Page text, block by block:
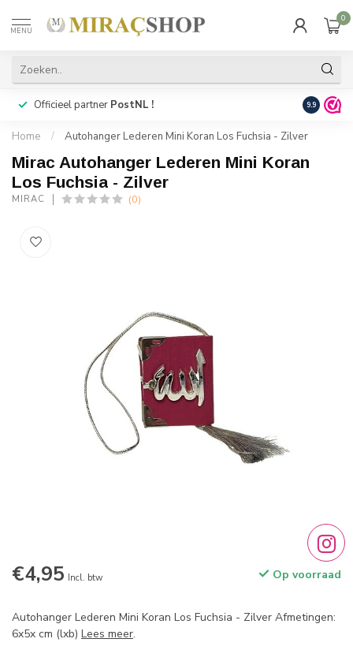
MENU
0
Officieel partner PostNL ! Snelle
9.9
Home / Autohanger Lederen Mini Koran Los Fuchsia - Zilver
Mirac Autohanger Lederen Mini Koran
Los Fuchsia - Zilver
MIRAC (0)
€4,95 Incl. btw Op voorraad
Autohanger Lederen Mini Koran Los Fuchsia - Zilver Afmetingen:
6x5x cm (lxb) Lees meer.